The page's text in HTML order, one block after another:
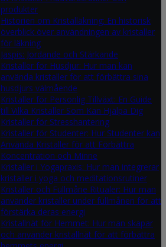
produkter
Historien om Kristalläkning: En historisk
överblick över användningen av kristaller
för läkning
Jaspis: Jordande och Stärkande
Kristaller för Husdjur: Hur man kan
använda kristaller för att förbättra sina
husdjurs välmående
Kristaller för Personlig Tillväxt: En Guide
till Vilka Kristaller Som Kan Hjälpa Dig
Kristaller för Stresshantering
Kristaller för Studenter: Hur Studenter kan
Använda Kristaller för att Förbättra
Koncentration och Minne
Kristaller i Yogapraxis: Hur man integrerar
kristaller i yoga och meditationsrutiner
Kristaller och Fullmåne Ritualer: Hur man
använder kristaller under fullmånen för att
förstärka deras energi
Kristallnät för Hemmet: Hur man skapar
och använder kristallnät för att förbättra